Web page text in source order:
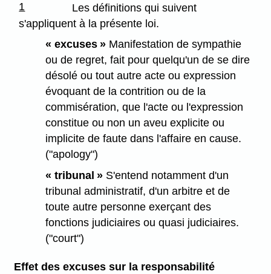
1
Les définitions qui suivent
s'appliquent à la présente loi.
« excuses » Manifestation de sympathie
ou de regret, fait pour quelqu'un de se dire
désolé ou tout autre acte ou expression
évoquant de la contrition ou de la
commisération, que l'acte ou l'expression
constitue ou non un aveu explicite ou
implicite de faute dans l'affaire en cause.
("apology")
« tribunal » S'entend notamment d'un
tribunal administratif, d'un arbitre et de
toute autre personne exerçant des
fonctions judiciaires ou quasi judiciaires.
("court")
Effet des excuses sur la responsabilité